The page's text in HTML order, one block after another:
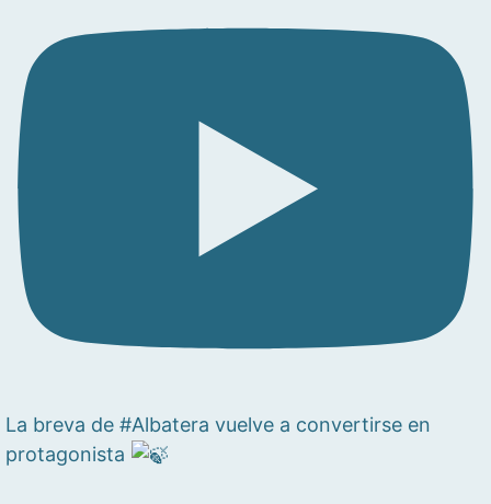
La breva de #Albatera vuelve a convertirse en
protagonista